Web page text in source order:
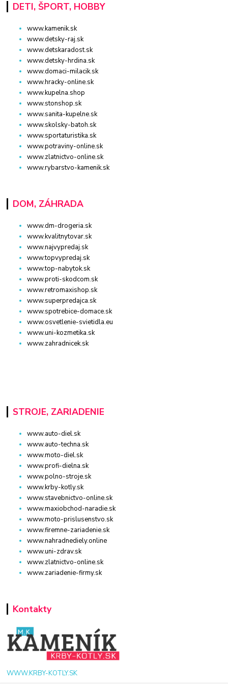
DETI, ŠPORT, HOBBY
www.kamenik.sk
www.detsky-raj.sk
www.detskaradost.sk
www.detsky-hrdina.sk
www.domaci-milacik.sk
www.hracky-online.sk
www.kupelna.shop
www.stonshop.sk
www.sanita-kupelne.sk
www.skolsky-batoh.sk
www.sportaturistika.sk
www.potraviny-online.sk
www.zlatnictvo-online.sk
www.rybarstvo-kamenik.sk
DOM, ZÁHRADA
www.dm-drogeria.sk
www.kvalitnytovar.sk
www.najvypredaj.sk
www.topvypredaj.sk
www.top-nabytok.sk
www.proti-skodcom.sk
www.retromaxishop.sk
www.superpredajca.sk
www.spotrebice-domace.sk
www.osvetlenie-svietidla.eu
www.uni-kozmetika.sk
www.zahradnicek.sk
STROJE, ZARIADENIE
www.auto-diel.sk
www.auto-techna.sk
www.moto-diel.sk
www.profi-dielna.sk
www.polno-stroje.sk
www.krby-kotly.sk
www.stavebnictvo-online.sk
www.maxiobchod-naradie.sk
www.moto-prislusenstvo.sk
www.firemne-zariadenie.sk
www.nahradnediely.online
www.uni-zdrav.sk
www.zlatnictvo-online.sk
www.zariadenie-firmy.sk
Kontakty
WWW.KRBY-KOTLY.SK